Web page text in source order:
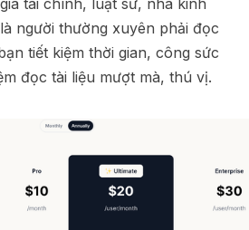
người thường xuyên phải đọc
tiết kiệm thời gian, công sức
đọc tài liệu mượt mà, thú vị.